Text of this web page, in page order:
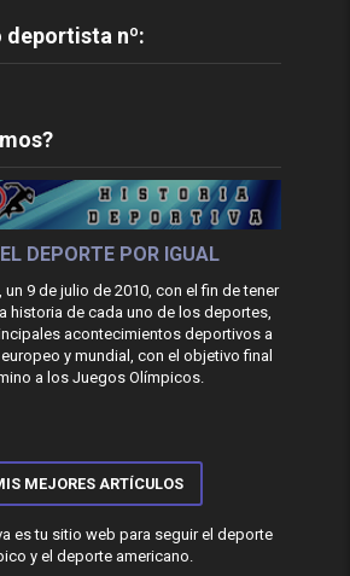
deportista nº:
DEPORTE POR IGUAL
un 9 de julio de 2010, con el fin de tener
historia de cada uno de los deportes,
acontecimientos deportivos a
y mundial, con el objetivo final
a los Juegos Olímpicos.
MEJORES ARTÍCULOS
es tu sitio web para seguir el deporte
y el deporte americano.